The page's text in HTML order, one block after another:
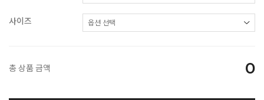
사이즈
총 상품 금액 0